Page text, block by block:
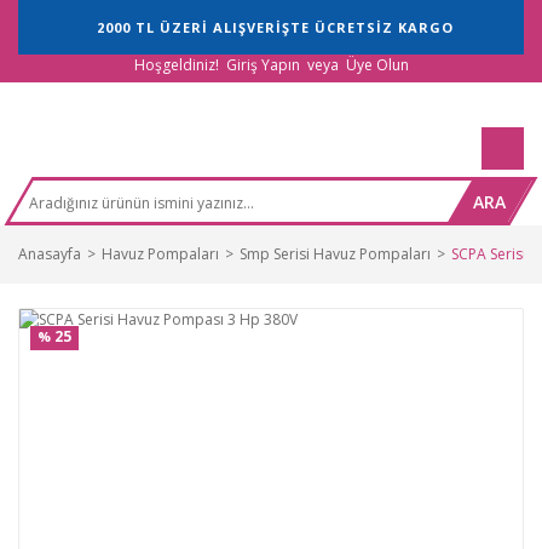
2000 TL ÜZERİ ALIŞVERİŞTE ÜCRETSİZ KARGO
Hoşgeldiniz! Giriş Yapın veya Üye Olun
ARA
Anasayfa Havuz Pompaları Smp Serisi Havuz Pompaları SCPA Serisi
% 25